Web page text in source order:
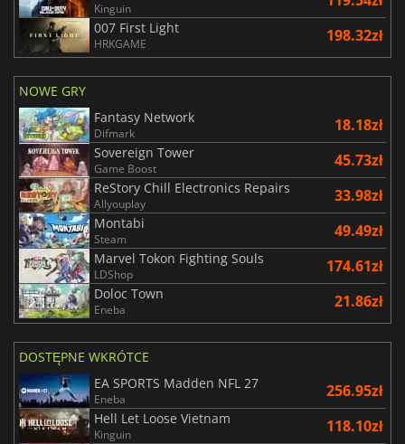
Kinguin
007 First Light
HRKGAME 198.32zł
NOWE GRY
Fantasy Network
Difmark 18.18zł
Sovereign Tower
Game Boost 45.73zł
ReStory Chill Electronics Repairs
Allyouplay 33.98zł
Montabi
Steam 49.49zł
Marvel Tokon Fighting Souls
LDShop 174.61zł
Doloc Town
Eneba 21.86zł
DOSTĘPNE WKRÓTCE
EA SPORTS Madden NFL 27
Eneba 256.95zł
Hell Let Loose Vietnam
Kinguin 118.10zł